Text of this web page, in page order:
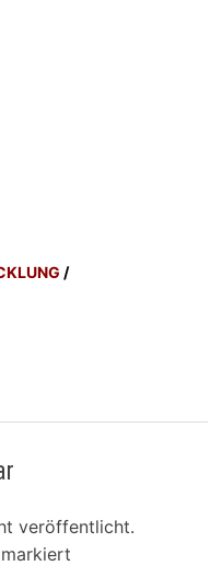
/
veröffentlicht.
markiert